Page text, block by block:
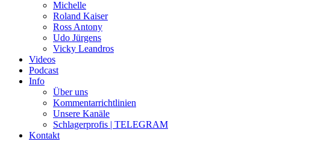
Michelle
Roland Kaiser
Ross Antony
Udo Jürgens
Vicky Leandros
Videos
Podcast
Info
Über uns
Kommentarrichtlinien
Unsere Kanäle
Schlagerprofis | TELEGRAM
Kontakt